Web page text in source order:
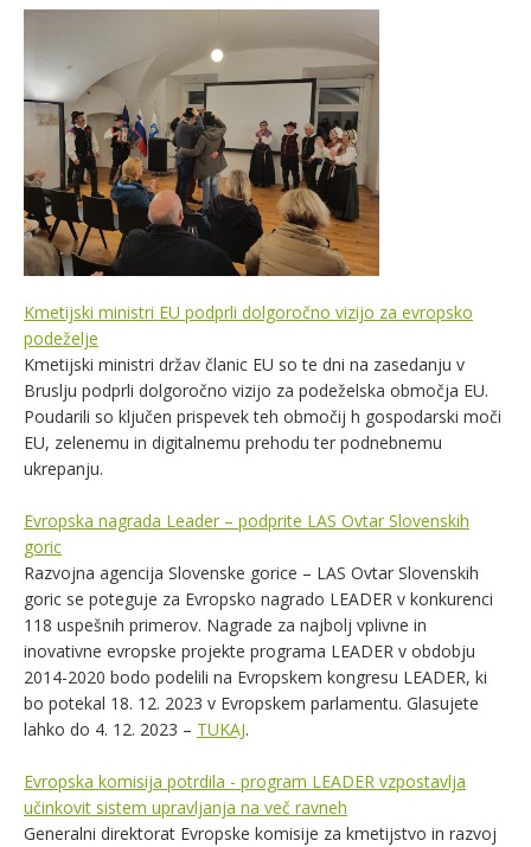
Kmetijski ministri EU podprli dolgoročno vizijo za evropsko
podeželje
Kmetijski ministri držav članic EU so te dni na zasedanju v
Bruslju podprli dolgoročno vizijo za podeželska območja EU.
Poudarili so ključen prispevek teh območij h gospodarski moči
EU, zelenemu in digitalnemu prehodu ter podnebnemu
ukrepanju.
Evropska nagrada Leader – podprite LAS Ovtar Slovenskih
goric
Razvojna agencija Slovenske gorice – LAS Ovtar Slovenskih
goric se poteguje za Evropsko nagrado LEADER v konkurenci
118 uspešnih primerov. Nagrade za najbolj vplivne in
inovativne evropske projekte programa LEADER v obdobju
2014-2020 bodo podelili na Evropskem kongresu LEADER, ki
bo potekal 18. 12. 2023 v Evropskem parlamentu. Glasujete
lahko do 4. 12. 2023 – TUKAJ.
Evropska komisija potrdila - program LEADER vzpostavlja
učinkovit sistem upravljanja na več ravneh
Generalni direktorat Evropske komisije za kmetijstvo in razvoj